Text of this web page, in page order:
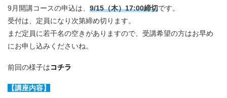
9月開講コースの申込は、 9/15（木）17:00締切です。
受付は、定員になり次第締め切ります。
まだ定員に若干名の空きがありますので、受講希望の方はお早め
にお申し込みくださいね。
前回の様子はコチラ
【講座内容】